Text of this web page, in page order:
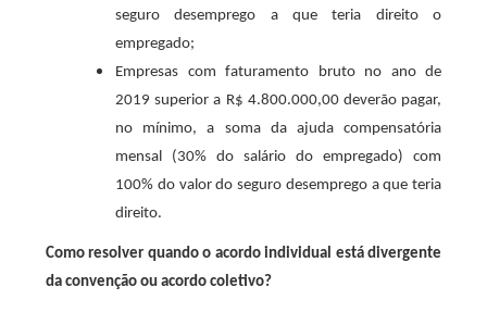
seguro desemprego a que teria direito o
empregado;
Empresas com faturamento bruto no ano de
2019 superior a R$ 4.800.000,00 deverão pagar,
no mínimo, a soma da ajuda compensatória
mensal (30% do salário do empregado) com
100% do valor do seguro desemprego a que teria
direito.
Como resolver quando o acordo individual está divergente
da convenção ou acordo coletivo?